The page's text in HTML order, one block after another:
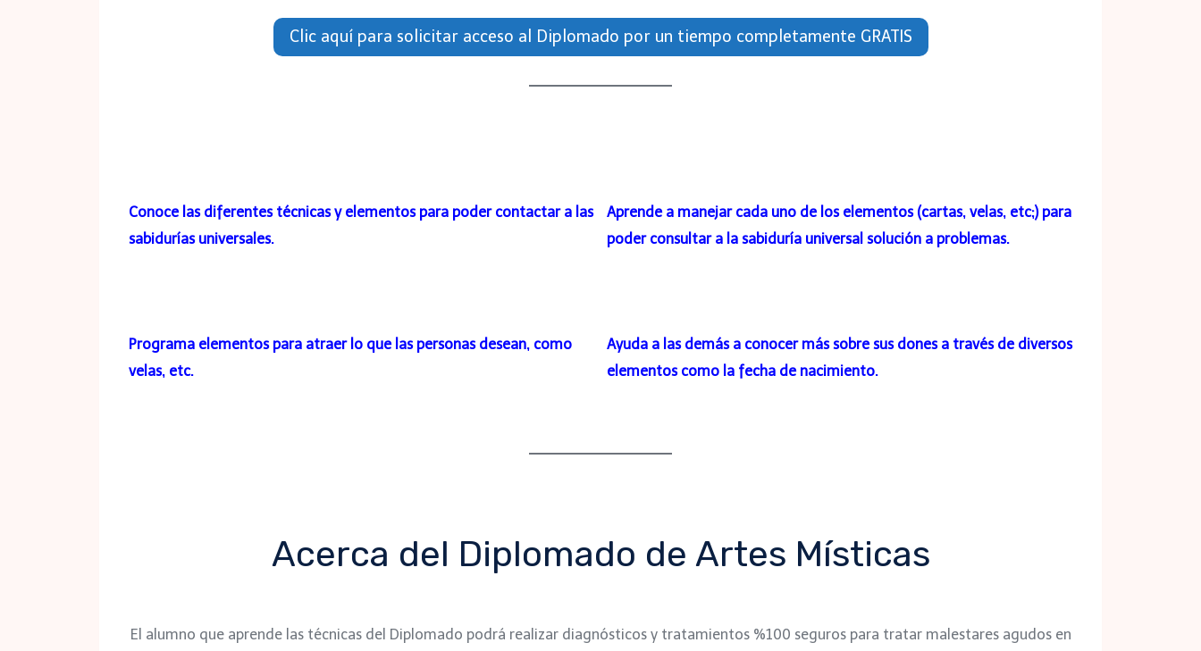
Clic aquí para solicitar acceso al Diplomado por un tiempo completamente GRATIS
Conoce las diferentes técnicas y elementos para poder contactar a las
sabidurías universales.
Aprende a manejar cada uno de los elementos (cartas, velas, etc;) para
poder consultar a la sabiduría universal solución a problemas.
Programa elementos para atraer lo que las personas desean, como
velas, etc.
Ayuda a las demás a conocer más sobre sus dones a través de diversos
elementos como la fecha de nacimiento.
Acerca del Diplomado de Artes Místicas
El alumno que aprende las técnicas del Diplomado podrá realizar diagnósticos y tratamientos %100 seguros para tratar malestares agudos en